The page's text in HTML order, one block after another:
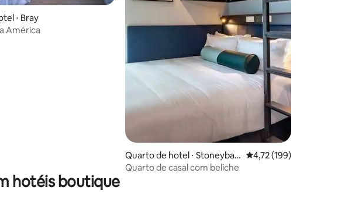
de 5, 235 avaliações
⋅ Bray
América
Quarto de hotel ⋅ Stoneybatt
er
4,72 de uma avaliação
4,72 (199)
Quarto de casal com beliche
hotéis boutique